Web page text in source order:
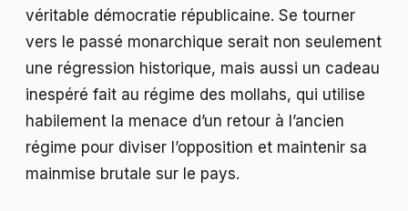
véritable démocratie républicaine. Se tourner
vers le passé monarchique serait non seulement
une régression historique, mais aussi un cadeau
inespéré fait au régime des mollahs, qui utilise
habilement la menace d’un retour à l’ancien
régime pour diviser l’opposition et maintenir sa
mainmise brutale sur le pays.